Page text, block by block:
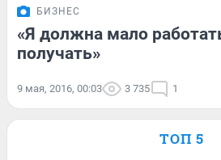
БИЗНЕС
«Я должна мало
получать»
9 мая, 2016, 00:03 3 735 1
ТОП 5